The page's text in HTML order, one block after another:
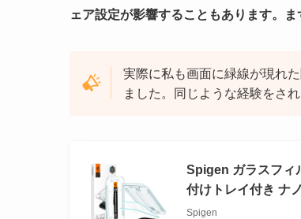
ェア設定が影響することもあります。
実際に私も画面に緑線が現れ
ました。同じような経験をさ
Spigen ガラスフィ
付けトレイ付き ナ
Spigen